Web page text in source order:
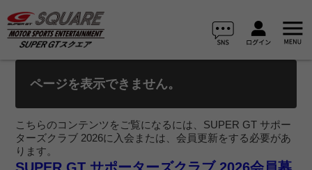
ページを表示できません。
こちらのコンテンツをご覧になるには、SUPER GT サポー
ターズクラブ 2026に入会または、会員更新をする必要があ
ります。